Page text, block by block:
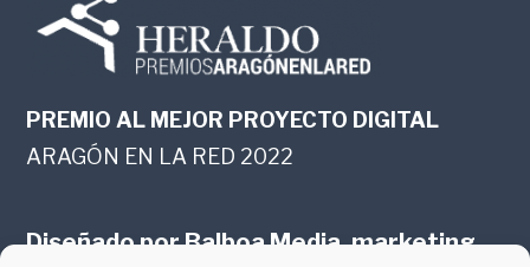
PREMIO AL MEJOR PROYECTO DIGITAL
ARAGÓN EN LA RED 2022
Diseñado porBalboa Media, marketing